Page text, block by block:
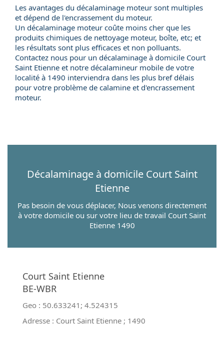
Les avantages du décalaminage moteur sont multiples
et dépend de l'encrassement du moteur.
Un décalaminage moteur coûte moins cher que les
produits chimiques de nettoyage moteur, boîte, etc; et
les résultats sont plus efficaces et non polluants.
Contactez nous pour un décalaminage à domicile Court
Saint Etienne et notre décalamineur mobile de votre
localité à 1490 interviendra dans les plus bref délais
pour votre problème de calamine et d'encrassement
moteur.
Décalaminage à domicileCourt Saint
Etienne
Pas besoin de vous déplacer, Nous venons directement
à votre domicile ou sur votre lieu de travail Court Saint
Etienne 1490
Court Saint Etienne
BE-WBR
Geo : 50.633241 ; 4.524315
Adresse : Court Saint Etienne ; 1490